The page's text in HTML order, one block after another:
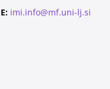
E: imi.info@mf.uni-lj.si